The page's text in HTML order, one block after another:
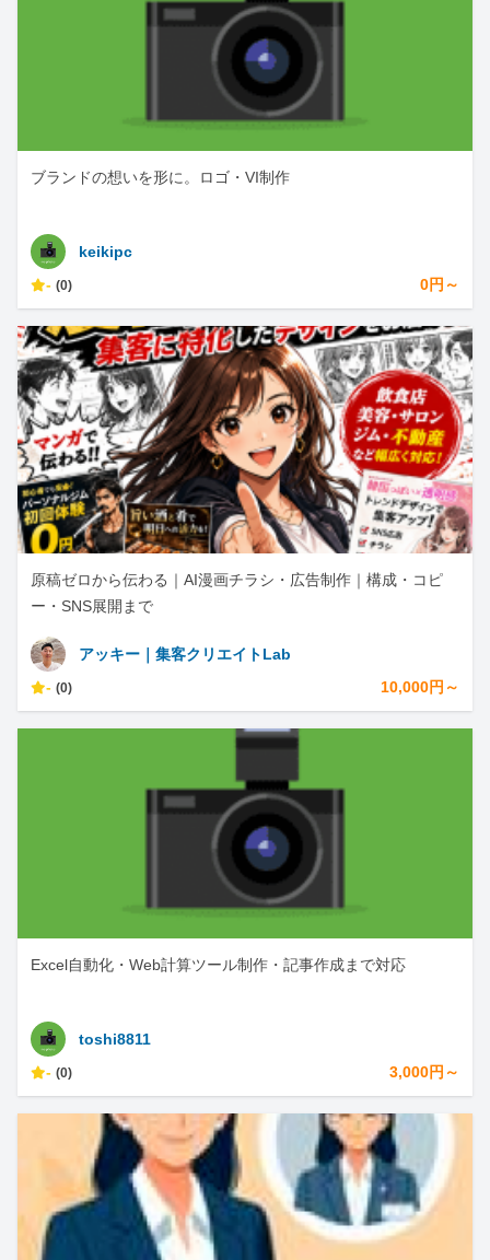
ブランドの想いを形に。ロゴ・VI制作
keikipc
- (0) 0円～
原稿ゼロから伝わる｜AI漫画チラシ・広告制作｜構成・コピ
ー・SNS展開まで
アッキー｜集客クリエイトLab
- (0) 10,000円～
Excel自動化・Web計算ツール制作・記事作成まで対応
toshi8811
- (0) 3,000円～